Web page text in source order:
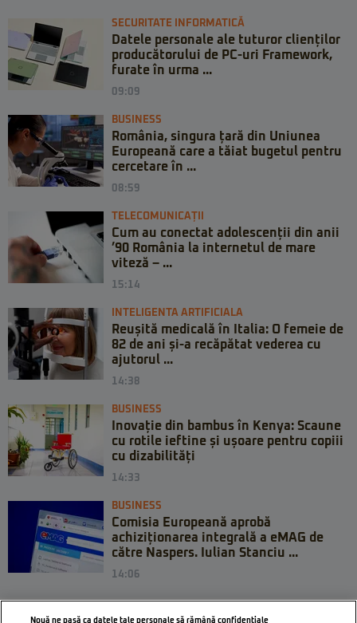
SECURITATE INFORMATICĂ
Datele personale ale tuturor clienților
producătorului de PC-uri Framework,
furate în urma ...
09:09
BUSINESS
România, singura țară din Uniunea
Europeană care a tăiat bugetul pentru
cercetare în ...
08:59
TELECOMUNICAȚII
Cum au conectat adolescenții din anii
’90 România la internetul de mare
viteză – ...
15:14
INTELIGENTA ARTIFICIALA
Reușită medicală în Italia: O femeie de
82 de ani și-a recăpătat vederea cu
ajutorul ...
14:38
BUSINESS
Inovație din bambus în Kenya: Scaune
cu rotile ieftine și ușoare pentru copiii
cu dizabilități
14:33
BUSINESS
Comisia Europeană aprobă
achiziționarea integrală a eMAG de
către Naspers. Iulian Stanciu ...
14:06
Nouă ne pasă ca datele tale personale să rămână confidențiale